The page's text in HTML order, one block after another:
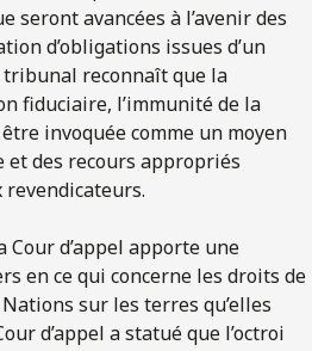
avancées à l’avenir des
d’obligations issues d’un
tribunal reconnaît que la
fiduciaire, l’immunité de la
invoquée comme un moyen
des recours appropriés
Cour d’appel apporte une
en ce qui concerne les droits de
sur les terres qu’elles
d’appel a statué que l’octroi